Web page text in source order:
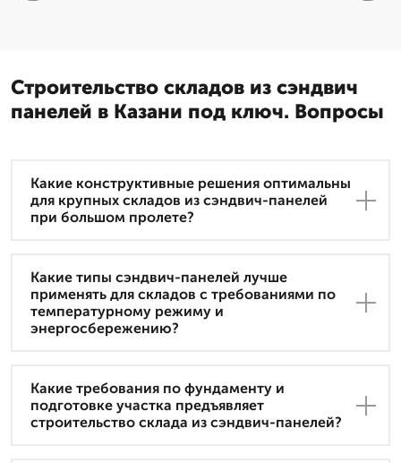
Строительство складов из сэндвич
панелей в Казани под ключ. Вопросы
Какие конструктивные решения оптимальны
для крупных складов из сэндвич-панелей
при большом пролете?
Какие типы сэндвич-панелей лучше
применять для складов с требованиями по
температурному режиму и
энергосбережению?
Какие требования по фундаменту и
подготовке участка предъявляет
строительство склада из сэндвич-панелей?